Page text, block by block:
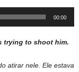
00:00
trying to shoot him.
atirar nele. Ele estava